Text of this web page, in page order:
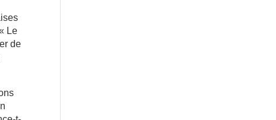
Le
de